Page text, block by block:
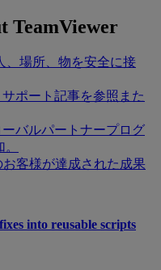
TeamViewer
、場所、物を安全に接
サポート記事を参照また
ーバルパートナープログ
お客様が達成された成果
into reusable scripts